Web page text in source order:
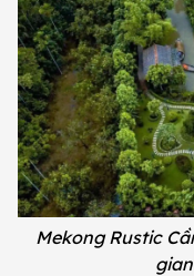
Mekong Rustic